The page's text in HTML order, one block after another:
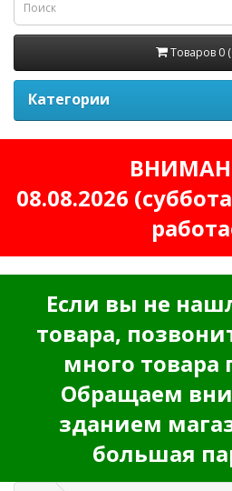
Товаров 0
Категории
08.08.2026
Если вы не
товара,
много товара
Обращаем
зданием
большая